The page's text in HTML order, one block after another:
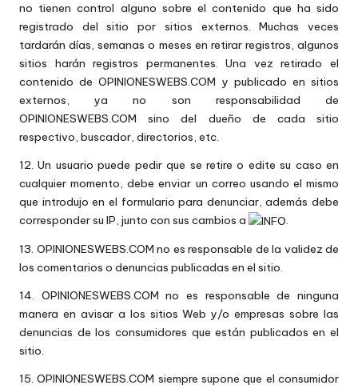
no tienen control alguno sobre el contenido que ha sido
registrado del sitio por sitios externos. Muchas veces
tardarán días, semanas o meses en retirar registros, algunos
sitios harán registros permanentes. Una vez retirado el
contenido de OPINIONESWEBS.COM y publicado en sitios
externos, ya no son responsabilidad de
OPINIONESWEBS.COM sino del dueño de cada sitio
respectivo, buscador, directorios, etc.
12. Un usuario puede pedir que se retire o edite su caso en
cualquier momento, debe enviar un correo usando el mismo
que introdujo en el formulario para denunciar, además debe
corresponder su IP, junto con sus cambios a
.
13. OPINIONESWEBS.COM no es responsable de la validez de
los comentarios o denuncias publicadas en el sitio.
14. OPINIONESWEBS.COM no es responsable de ninguna
manera en avisar a los sitios Web y/o empresas sobre las
denuncias de los consumidores que están publicados en el
sitio.
15. OPINIONESWEBS.COM siempre supone que el consumidor